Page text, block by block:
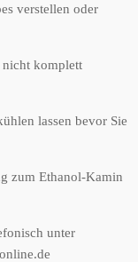
verstellen oder
komplett
lassen bevor Sie
zum Ethanol-Kamin
unter